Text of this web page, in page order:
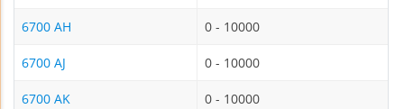
6700 AH 0 - 10000
6700 AJ 0 - 10000
6700 AK 0 - 10000